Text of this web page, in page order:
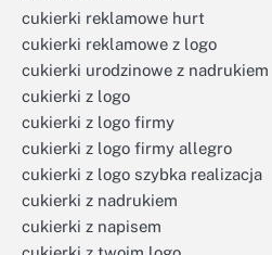
cukierki reklamowe hurt
cukierki reklamowe z logo
cukierki urodzinowe z nadrukiem
cukierki z logo
cukierki z logo firmy
cukierki z logo firmy allegro
cukierki z logo szybka realizacja
cukierki z nadrukiem
cukierki z napisem